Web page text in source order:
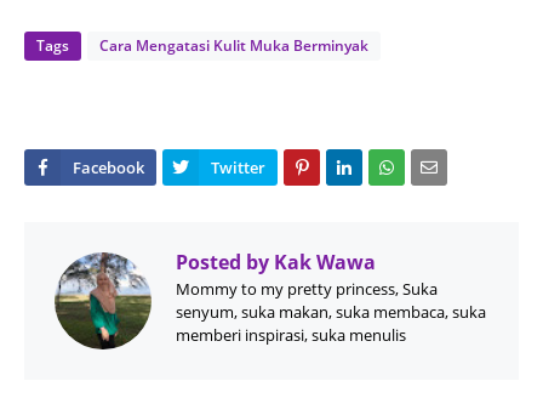
Tags Cara Mengatasi Kulit Muka Berminyak
Posted by Kak Wawa
Mommy to my pretty princess, Suka
senyum, suka makan, suka membaca, suka
memberi inspirasi, suka menulis